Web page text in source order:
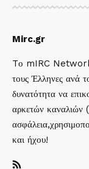
Mirc.gr
Tο mIRC Network
τους Έλληνες ανά
δυνατότητα να
αρκετών
και ήχου!